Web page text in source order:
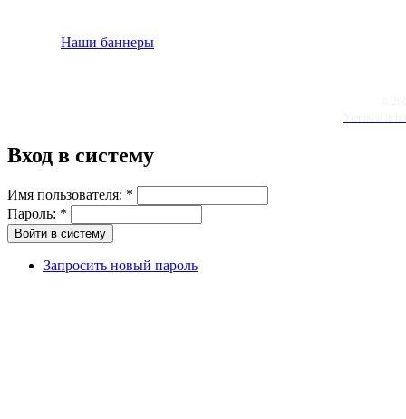
Наши баннеры
Вход в систему
Имя пользователя: *
Пароль: *
Запросить новый пароль